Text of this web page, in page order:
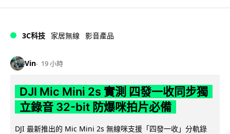
3C科技 家居無線 影音產品
Vin 19 小時
DJI Mic Mini 2s 實測 四發一收同步獨
立錄音 32-bit 防爆咪拍片必備
DJI 最新推出的 Mic Mini 2s 無線咪支援「四發一收」分軌錄